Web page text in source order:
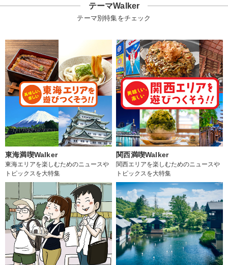
テーマWalker
テーマ別特集をチェック
東海満喫Walker
東海エリアを楽しむためのニュースや
トピックスを大特集
関西満喫Walker
関西エリアを楽しむためのニュースや
トピックスを大特集